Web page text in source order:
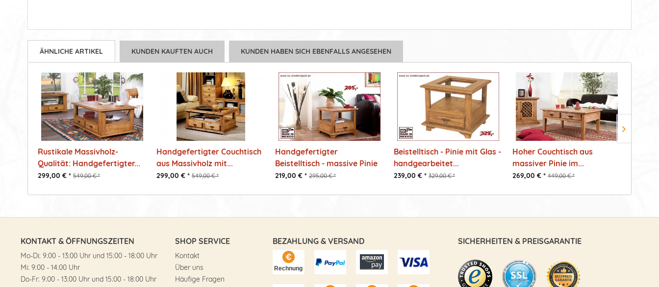
ÄHNLICHE ARTIKEL KUNDEN KAUFTEN AUCH KUNDEN HABEN SICH EBENFALLS ANGESEHEN
Rustikale Massivholz-
Qualität: Handgefertigter...
299,00 € * 549,00 € *
Handgefertigter Couchtisch
aus Massivholz mit...
299,00 € * 549,00 € *
Handgefertigter
Beistelltisch - massive Pinie
-...
219,00 € * 295,00 € *
Beistelltisch - Pinie mit Glas -
handgearbeitet...
239,00 € * 329,00 € *
Hoher Couchtisch aus
massiver Pinie im...
269,00 € * 449,00 € *
KONTAKT & ÖFFNUNGSZEITEN
Mo-Di: 9:00 - 13:00 Uhr und 15:00 - 18:00 Uhr
Mi: 9:00 - 14:00 Uhr
Do-Fr: 9:00 - 13:00 Uhr und 15:00 - 18:00 Uhr
SHOP SERVICE
Kontakt
Über uns
Häufige Fragen
BEZAHLUNG & VERSAND SICHERHEITEN & PREISGARANTIE